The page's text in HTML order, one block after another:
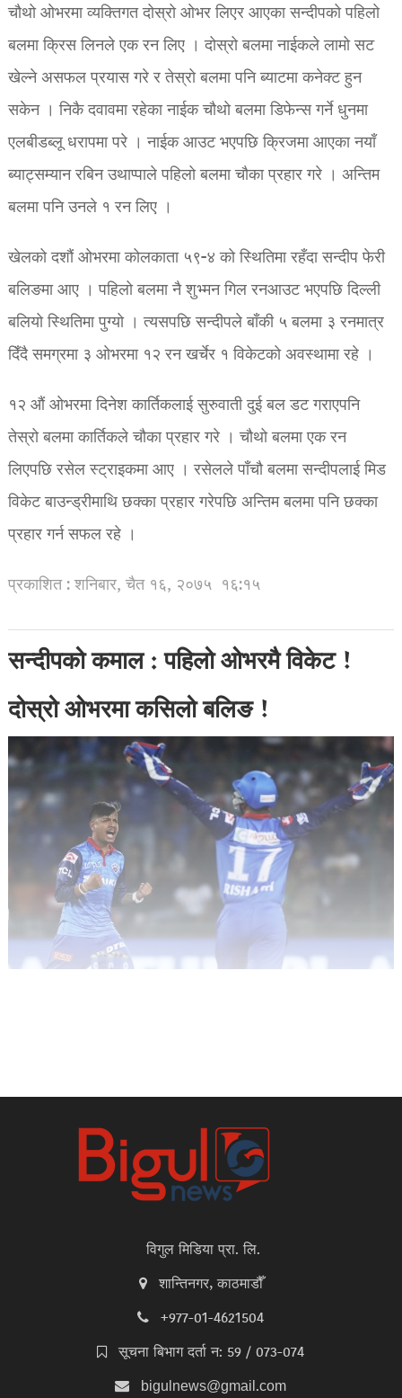
चौथो ओभरमा व्यक्तिगत दोस्रो ओभर लिएर आएका सन्दीपको पहिलो
बलमा क्रिस लिनले एक रन लिए । दोस्रो बलमा नाईकले लामो सट
खेल्ने असफल प्रयास गरे र तेस्रो बलमा पनि ब्याटमा कनेक्ट हुन
सकेन । निकै दवावमा रहेका नाईक चौथो बलमा डिफेन्स गर्ने धुनमा
एलबीडब्लू धरापमा परे । नाईक आउट भएपछि क्रिजमा आएका नयाँ
ब्याट्सम्यान रबिन उथाप्पाले पहिलो बलमा चौका प्रहार गरे । अन्तिम
बलमा पनि उनले १ रन लिए ।
खेलको दशौं ओभरमा कोलकाता ५९-४ को स्थितिमा रहँदा सन्दीप फेरी
बलिङमा आए । पहिलो बलमा नै शुभ्मन गिल रनआउट भएपछि दिल्ली
बलियो स्थितिमा पुग्यो । त्यसपछि सन्दीपले बाँकी ५ बलमा ३ रनमात्र
दिँदै समग्रमा ३ ओभरमा १२ रन खर्चेर १ विकेटको अवस्थामा रहे ।
१२ औं ओभरमा दिनेश कार्तिकलाई सुरुवाती दुई बल डट गराएपनि
तेस्रो बलमा कार्तिकले चौका प्रहार गरे । चौथो बलमा एक रन
लिएपछि रसेल स्ट्राइकमा आए । रसेलले पाँचौ बलमा सन्दीपलाई मिड
विकेट बाउन्ड्रीमाथि छक्का प्रहार गरेपछि अन्तिम बलमा पनि छक्का
प्रहार गर्न सफल रहे ।
प्रकाशित : शनिबार, चैत १६, २०७५ १६:१५
सन्दीपको कमाल : पहिलो ओभरमै विकेट !
दोस्रो ओभरमा कसिलो बलिङ !
विगुल मिडिया प्रा. लि.
शान्तिनगर, काठमाडौँ
+977-01-4621504
सूचना बिभाग दर्ता न: 59 / 073-074
bigulnews@gmail.com